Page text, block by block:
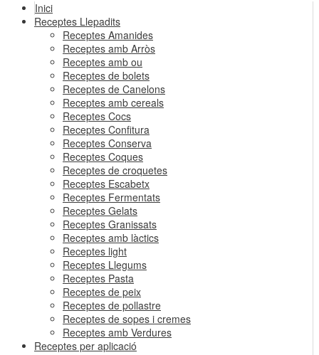
Inici
Receptes Llepadits
Receptes Amanides
Receptes amb Arròs
Receptes amb ou
Receptes de bolets
Receptes de Canelons
Receptes amb cereals
Receptes Cocs
Receptes Confitura
Receptes Conserva
Receptes Coques
Receptes de croquetes
Receptes Escabetx
Receptes Fermentats
Receptes Gelats
Receptes Granissats
Receptes amb làctics
Receptes light
Receptes Llegums
Receptes Pasta
Receptes de peix
Receptes de pollastre
Receptes de sopes i cremes
Receptes amb Verdures
Receptes per aplicació